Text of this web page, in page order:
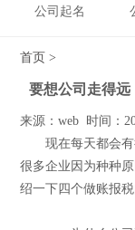
公司起名
首页 >
要想公司走得远
来源：web 时间：
现在每天都会有
很多企业因为种种
绍一下四个做账报